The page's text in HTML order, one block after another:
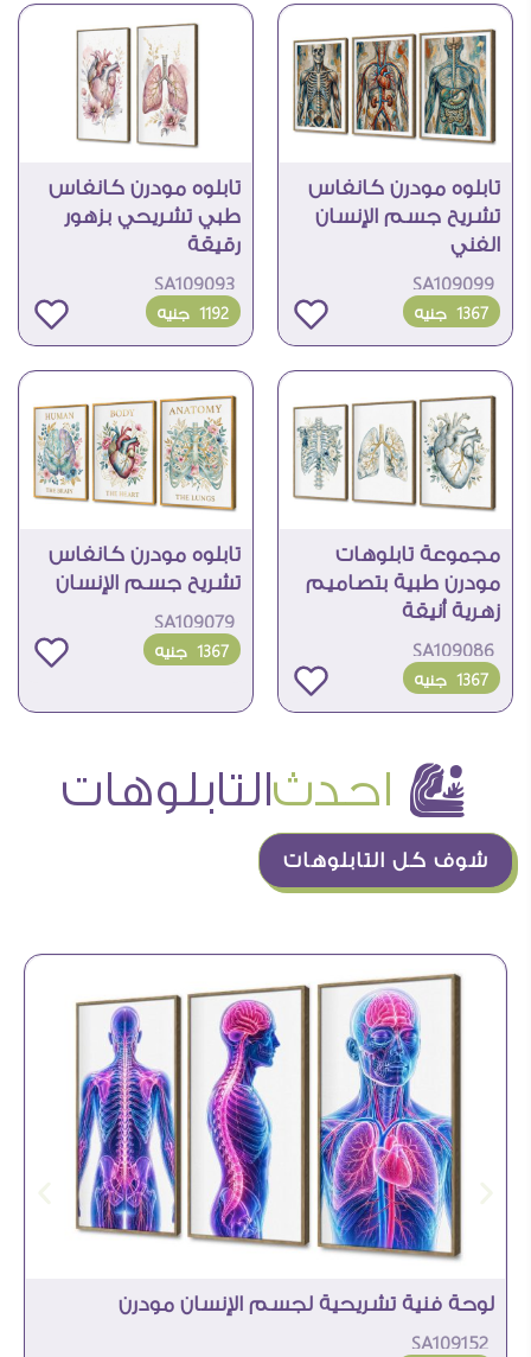
تابلوه مودرن كانفاس
تشريح جسم الإنسان
الفني
SA109099
1367 جنيه
تابلوه مودرن كانفاس
طبي تشريحي بزهور
رقيقة
SA109093
1192 جنيه
مجموعة تابلوهات
مودرن طبية بتصاميم
زهرية أنيقة
SA109086
1367 جنيه
تابلوه مودرن كانفاس
تشريح جسم الإنسان
SA109079
1367 جنيه
å احدثالتابلوهات
شوف كل التابلوهات
لوحة فنية تشريحية لجسم الإنسان مودرن
SA109152